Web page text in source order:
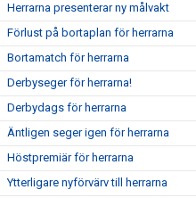
Herrarna presenterar ny målvakt
Förlust på bortaplan för herrarna
Bortamatch för herrarna
Derbyseger för herrarna!
Derbydags för herrarna
Äntligen seger igen för herrarna
Höstpremiär för herrarna
Ytterligare nyförvärv till herrarna